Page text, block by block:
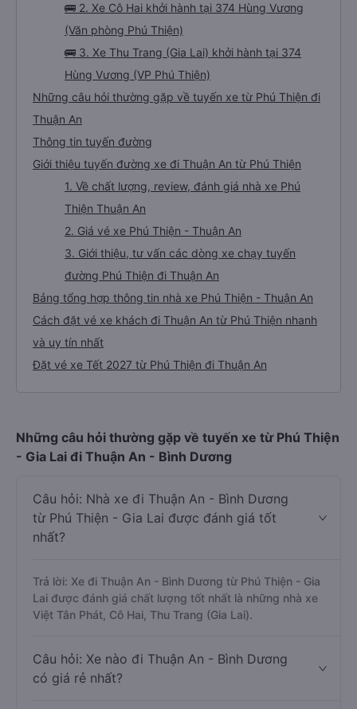
🚌 2. Xe Cô Hai khởi hành tại 374 Hùng Vương
(Văn phòng Phú Thiện)
🚌 3. Xe Thu Trang (Gia Lai) khởi hành tại 374
Hùng Vương (VP Phú Thiện)
Những câu hỏi thường gặp về tuyến xe từ Phú Thiện đi
Thuận An
Thông tin tuyến đường
Giới thiệu tuyến đường xe đi Thuận An từ Phú Thiện
1. Về chất lượng, review, đánh giá nhà xe Phú
Thiện Thuận An
2. Giá vé xe Phú Thiện - Thuận An
3. Giới thiệu, tư vấn các dòng xe chạy tuyến
đường Phú Thiện đi Thuận An
Bảng tổng hợp thông tin nhà xe Phú Thiện - Thuận An
Cách đặt vé xe khách đi Thuận An từ Phú Thiện nhanh
và uy tín nhất
Đặt vé xe Tết 2027 từ Phú Thiện đi Thuận An
Những câu hỏi thường gặp về tuyến xe từ Phú Thiện
- Gia Lai đi Thuận An - Bình Dương
Câu hỏi: Nhà xe đi Thuận An - Bình Dương
từ Phú Thiện - Gia Lai được đánh giá tốt
nhất?
Trả lời: Xe đi Thuận An - Bình Dương từ Phú Thiện - Gia
Lai được đánh giá chất lượng tốt nhất là những nhà xe
Việt Tân Phát, Cô Hai, Thu Trang (Gia Lai).
Câu hỏi: Xe nào đi Thuận An - Bình Dương
có giá rẻ nhất?